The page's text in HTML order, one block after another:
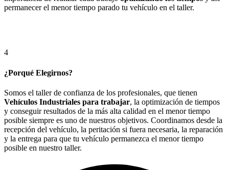
permanecer el menor tiempo parado tu vehículo en el taller.
4
¿Porqué Elegirnos?
Somos el taller de confianza de los profesionales, que tienen
Vehículos Industriales para trabajar, la optimización de tiempos
y conseguir resultados de la más alta calidad en el menor tiempo
posible siempre es uno de nuestros objetivos. Coordinamos desde la
recepción del vehículo, la peritación si fuera necesaria, la reparación
y la entrega para que tu vehículo permanezca el menor tiempo
posible en nuestro taller.